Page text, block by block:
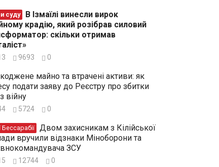
суду
крадію, який розібрав силовий
скільки отримав
9693 0
майно та втрачені активи: як
подати заяву до Реєстру про збитки
війну
5724 0
Бессарабії
вручили відзнаки Міноборони та
ЗСУ
12744 0